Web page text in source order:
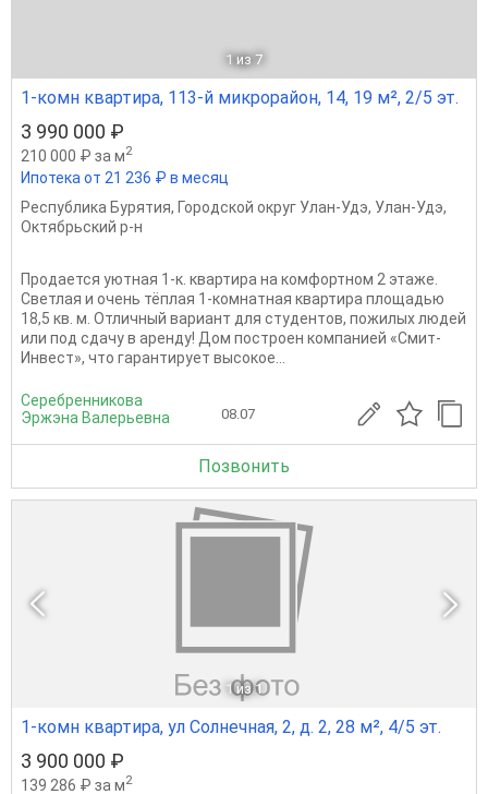
1 из 7
1-комн квартира, 113-й микрорайон, 14, 19 м², 2/5 эт.
3 990 000 ₽
210 000 ₽ за м2
Ипотека от 21 236 ₽ в месяц
Республика Бурятия, Городской округ Улан-Удэ, Улан-Удэ,
Октябрьский р-н
Продается уютная 1-к. квартира на комфортном 2 этаже.
Светлая и очень тёплая 1-комнатная квартира площадью
18,5 кв. м. Отличный вариант для студентов, пожилых людей
или под сдачу в аренду! Дом построен компанией «Смит-
Инвест», что гарантирует высокое...
Серебренникова
Эржэна Валерьевна
08.07
Позвонить
1 из 1
1-комн квартира, ул Солнечная, 2, д. 2, 28 м², 4/5 эт.
3 900 000 ₽
139 286 ₽ за м2